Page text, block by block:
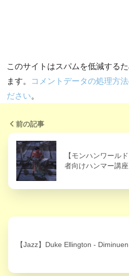
このサイトはスパムを低減する
ます。 コメントデータの処理方
ださい。
前の記事
【モンハンワール
者向けハンマー講座
【Jazz】Duke Ellington ‐